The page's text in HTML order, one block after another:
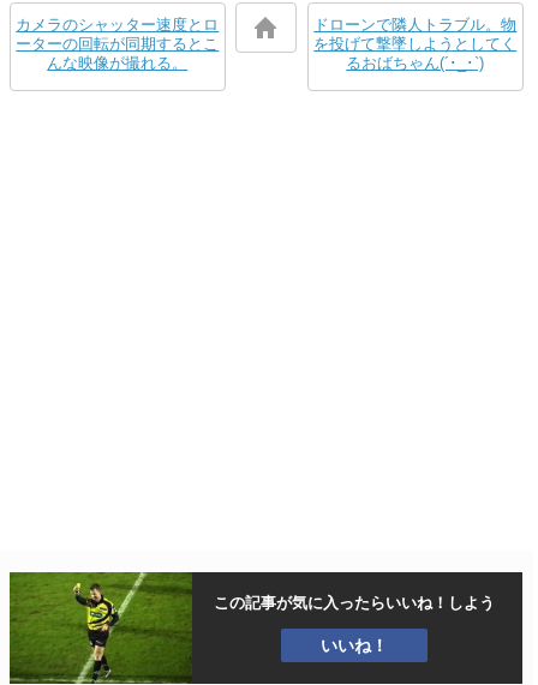
カメラのシャッター速度とロ
ーターの回転が同期するとこ
んな映像が撮れる。
ドローンで隣人トラブル。物
を投げて撃墜しようとしてく
るおばちゃん(´･_･`)
この記事が気に入ったらいいね！しよう
いいね！